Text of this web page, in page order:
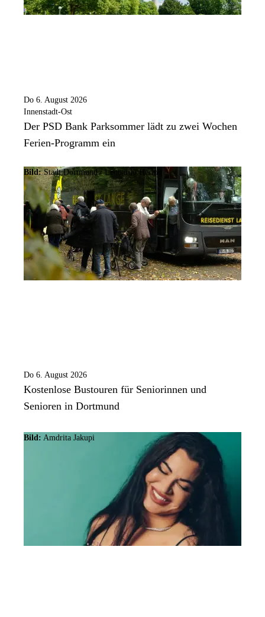
Do 6. August 2026
Innenstadt-Ost
Der PSD Bank Parksommer lädt zu zwei Wochen
Ferien-Programm ein
Bild: Stadt Dortmund / Leonardo Hering
Do 6. August 2026
Kostenlose Bustouren für Seniorinnen und
Senioren in Dortmund
Bild: Amdrita Jakupi